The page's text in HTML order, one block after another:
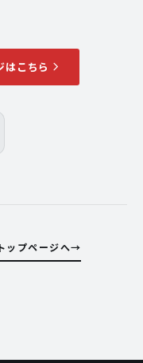
はこちら
トップページへ